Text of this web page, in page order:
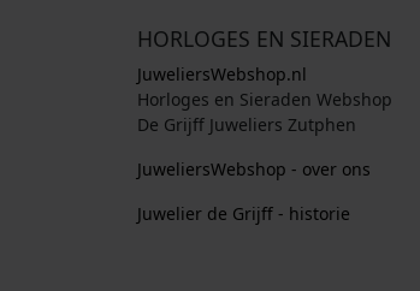
HORLOGES EN SIERADEN
JuweliersWebshop.nl
Horloges en Sieraden Webshop
De Grijff Juweliers Zutphen
JuweliersWebshop - over ons
Juwelier de Grijff - historie